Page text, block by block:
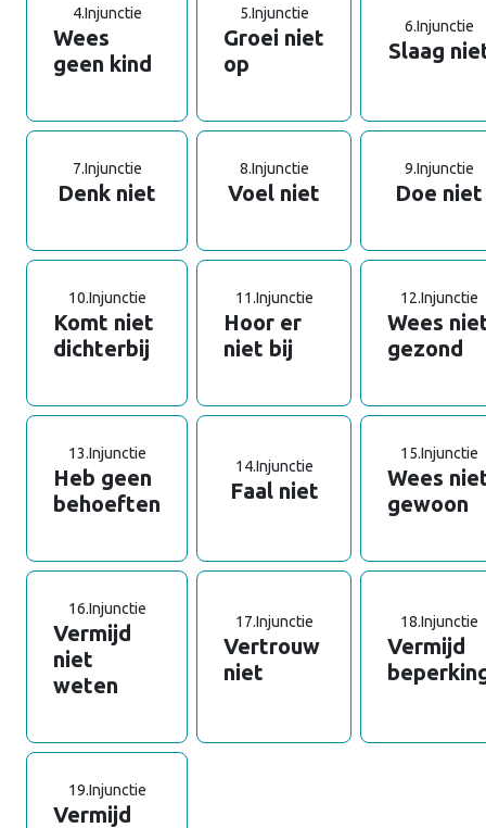
4.Injunctie
Wees
geen kind
5.Injunctie
Groei niet
op
6.Injunctie
Slaag
7.Injunctie
Denk niet
8.Injunctie
Voel niet
9.Injunctie
Doe niet
10.Injunctie
Komt niet
dichterbij
11.Injunctie
Hoor er
niet bij
12.Injunctie
Wees
gezond
13.Injunctie
Heb geen
behoeften
14.Injunctie
Faal niet
15.Injunctie
Wees
gewoon
16.Injunctie
Vermijd
niet
weten
17.Injunctie
Vertrouw
niet
18.Injunctie
Vermijd
19.Injunctie
Vermijd